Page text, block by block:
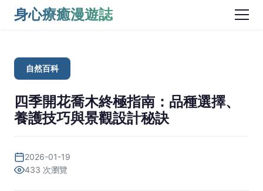
身心療癒漫遊誌
自然百科
四季開花喬木終極指南：品種選擇、
養護技巧與景觀設計秘訣
2026-01-19
433 次瀏覽